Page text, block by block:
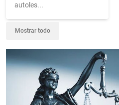
autoles...
Mostrar todo